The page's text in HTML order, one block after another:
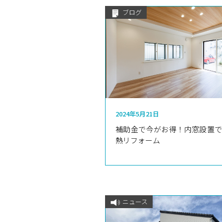
ブログ
2024年5月21日
補助金で今がお得！内窓設置
熱リフォーム
ニュース